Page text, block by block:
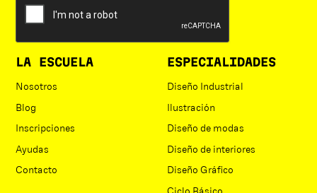
LA ESCUELA
Nosotros
Blog
Inscripciones
Ayudas
Contacto
ESPECIALIDADES
Diseño Industrial
Ilustración
Diseño de modas
Diseño de interiores
Diseño Gráfico